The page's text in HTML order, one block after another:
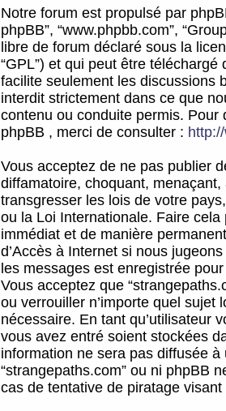
Notre forum est propulsé par
phpBB”, “www.phpbb.com”,
libre de forum déclaré sous la
“GPL”) et qui peut être téléchargé
facilite seulement les discussions
interdit strictement dans ce que
contenu ou conduite permis.
phpBB , merci de consulter :
Vous acceptez de ne pas publier
diffamatoire, choquant,
transgresser les lois de votre
ou la Loi Internationale. Faire
immédiat et de manière
d’Accès à Internet si nous
les messages est enregistrée
Vous acceptez que
ou verrouiller n’importe quel sujet
nécessaire. En tant qu’utilisateur
vous avez entré soient stockées
information ne sera pas diffusée
“strangepaths.com” ou ni phpBB
cas de tentative de piratage